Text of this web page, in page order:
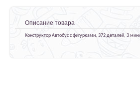
Описание товара
Конструктор Автобус с фигурками, 372 деталей, 3